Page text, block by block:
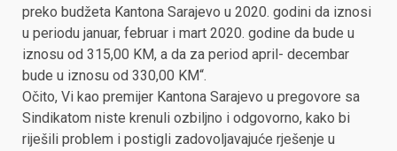
preko budžeta Kantona Sarajevo u 2020. godini da iznosi
u periodu januar, februar i mart 2020. godine da bude u
iznosu od 315,00 KM, a da za period april- decembar
bude u iznosu od 330,00 KM“.
Očito, Vi kao premijer Kantona Sarajevo u pregovore sa
Sindikatom niste krenuli ozbiljno i odgovorno, kako bi
riješili problem i postigli zadovoljavajuće rješenje u